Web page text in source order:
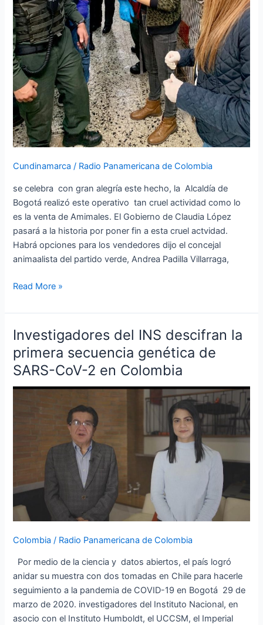
Cundinamarca / Radio Panamericana de Colombia
se celebra con gran alegría este hecho, la Alcaldía de
Bogotá realizó este operativo tan cruel actividad como lo
es la venta de Amimales. El Gobierno de Claudia López
pasará a la historia por poner fin a esta cruel actvidad.
Habrá opciones para los vendedores dijo el concejal
animaalista del partido verde, Andrea Padilla Villarraga,
Read More »
Investigadores del INS descifran la
primera secuencia genética de
SARS-CoV-2 en Colombia
Colombia / Radio Panamericana de Colombia
Por medio de la ciencia y datos abiertos, el país logró
anidar su muestra con dos tomadas en Chile para hacerle
seguimiento a la pandemia de COVID-19 en Bogotá 29 de
marzo de 2020. investigadores del Instituto Nacional, en
asocio con el Instituto Humboldt, el UCCSM, el Imperial
Investigadores
INS
descifran
la
2
en
Colombia